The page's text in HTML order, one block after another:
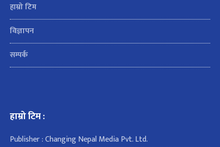
हाम्रो टिम
विज्ञापन
सम्पर्क
हाम्रो टिम :
Publisher : Changing Nepal Media Pvt. Ltd.